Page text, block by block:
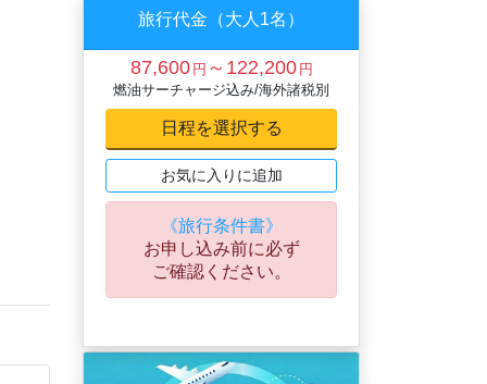
旅行代金（大人1名）
87,600 円 ～122,200 円
燃油サーチャージ込み/海外諸税別
お気に入りに追加
《旅行条件書》
お申し込み前に必ず
ご確認ください。